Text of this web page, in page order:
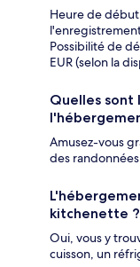
Heure de
Possibilité de
EUR (selon la
Quelles sont
Amusez-vous
des
kitchenette ?
Oui, vous y
cuisson, un